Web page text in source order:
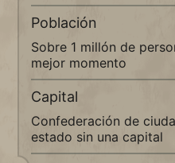
Población
Sobre 1 millón de
mejor momento
Capital
Confederación de
estado sin una capital